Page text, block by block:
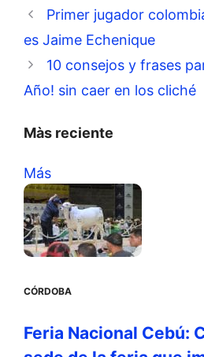
Primer jugador
es Jaime Echenique
10 consejos y frases
Año! sin caer en los cliché
Màs reciente
Más
CÓRDOBA
Feria Nacional Cebú: